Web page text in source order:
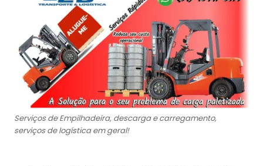
Serviços de Empilhadeira, descarga e carregamento,
serviços de logística em geral!